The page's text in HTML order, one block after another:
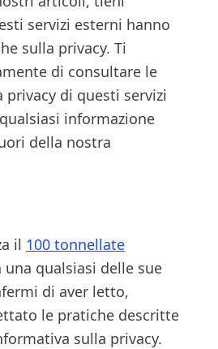
servizi esterni hanno
sulla privacy. Ti
di consultare le
di questi servizi
informazione
della nostra
il 100 tonnellate
qualsiasi delle sue
di aver letto,
le pratiche descritte
sulla privacy.